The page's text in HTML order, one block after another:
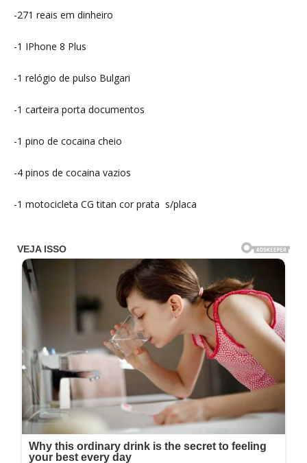
-271 reais em dinheiro
-1 IPhone 8 Plus
-1 relógio de pulso Bulgari
-1 carteira porta documentos
-1 pino de cocaina cheio
-4 pinos de cocaina vazios
-1 motocicleta CG titan cor prata s/placa